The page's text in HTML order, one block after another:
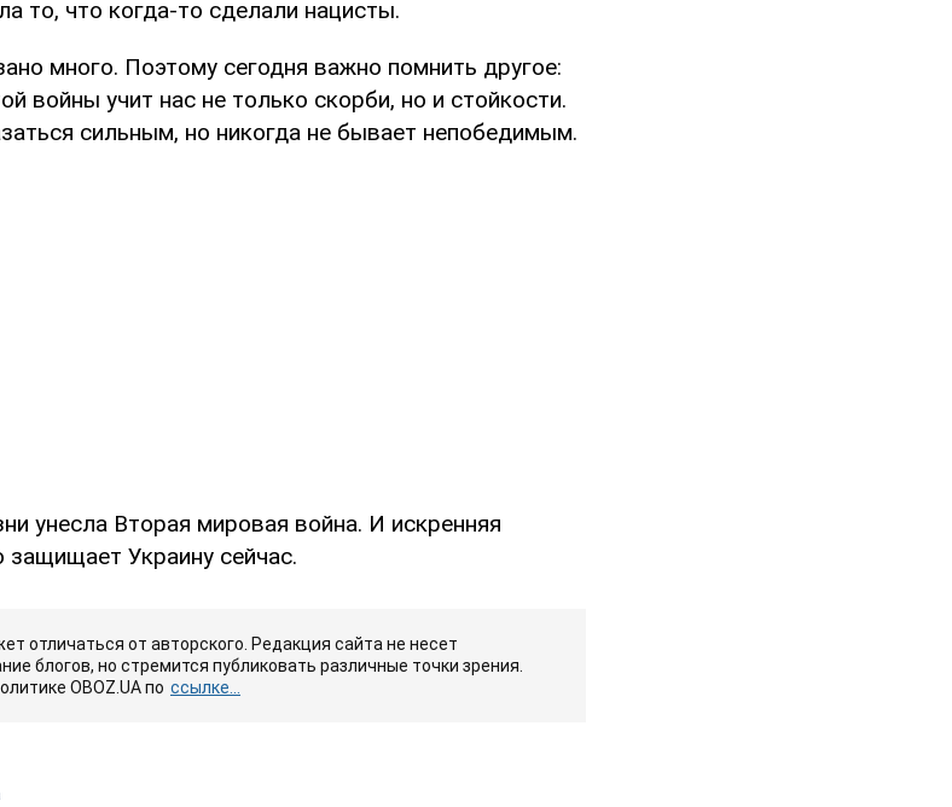
то, что когда-то сделали нацисты.
много. Поэтому сегодня важно помнить другое:
войны учит нас не только скорби, но и стойкости.
сильным, но никогда не бывает непобедимым.
унесла Вторая мировая война. И искренняя
защищает Украину сейчас.
отличаться от авторского. Редакция сайта не несет
блогов, но стремится публиковать различные точки зрения.
OBOZ.UA по ссылке...